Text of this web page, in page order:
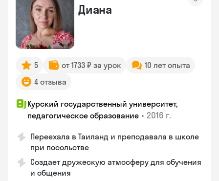
Диана
5 от 1733 ₽ за урок
10 лет опыта
4 отзыва
Курский государственный университет,
педагогическое образование • 2016 г.
Переехала в Таиланд и преподавала в школе
при посольстве
Создает дружескую атмосферу для обучения
и общения